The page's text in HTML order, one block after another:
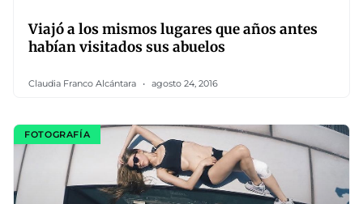
Viajó a los mismos lugares que años antes
habían visitados sus abuelos
Claudia Franco Alcántara agosto 24, 2016
FOTOGRAFÍA